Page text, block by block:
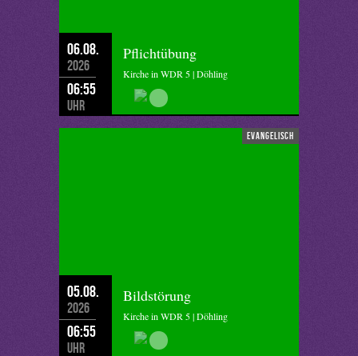
06.08.
2026
06:55
Uhr
Pflichtübung
Kirche in WDR 5 | Döhling
evangelisch
05.08.
2026
06:55
Uhr
Bildstörung
Kirche in WDR 5 | Döhling